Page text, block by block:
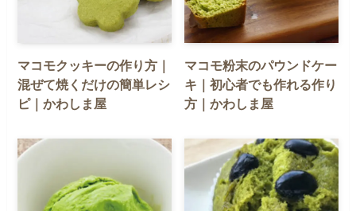
マコモクッキーの作り方｜
混ぜて焼くだけの簡単レシ
ピ｜かわしま屋
マコモ粉末のパウンドケー
キ｜初心者でも作れる作り
方｜かわしま屋